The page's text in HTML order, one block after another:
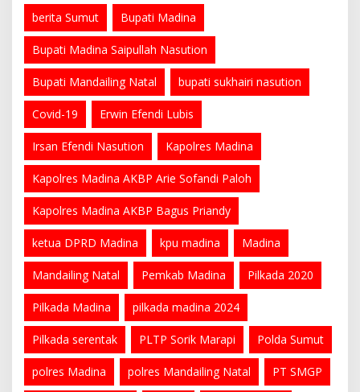
berita Sumut Bupati Madina
Bupati Madina Saipullah Nasution
Bupati Mandailing Natal bupati sukhairi nasution
Covid-19 Erwin Efendi Lubis
Irsan Efendi Nasution Kapolres Madina
Kapolres Madina AKBP Arie Sofandi Paloh
Kapolres Madina AKBP Bagus Priandy
ketua DPRD Madina kpu madina Madina
Mandailing Natal Pemkab Madina Pilkada 2020
Pilkada Madina pilkada madina 2024
Pilkada serentak PLTP Sorik Marapi Polda Sumut
polres Madina polres Mandailing Natal PT SMGP